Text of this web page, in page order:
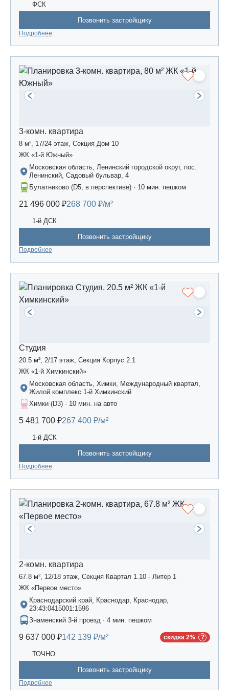
ФСК
Позвонить застройщику
Подробнее
3-комн. квартира
8 м², 17/24 этаж, Секция Дом 10
ЖК «1-й Южный»
Московская область, Ленинский городской округ, пос.
Ленинский, Садовый бульвар, 4
Булатниково (D5, в перспективе) · 10 мин. пешком
21 496 000 ₽268 700 ₽/м²
1-й ДСК
Позвонить застройщику
Подробнее
Студия
20.5 м², 2/17 этаж, Секция Корпус 2.1
ЖК «1-й Химкинский»
Московская область, Химки, Международный квартал,
Жилой комплекс 1-й Химкинский
Химки (D3) · 10 мин. на авто
5 481 700 ₽267 400 ₽/м²
1-й ДСК
Позвонить застройщику
Подробнее
2-комн. квартира
67.8 м², 12/18 этаж, Секция Квартал 1.10 - Литер 1
ЖК «Первое место»
Краснодарский край, Краснодар, Краснодар,
23:43:0415001:1596
Знаменский 3-й проезд · 4 мин. пешком
9 637 000 ₽142 139 ₽/м² скидка 2%
ТОЧНО
Позвонить застройщику
Подробнее